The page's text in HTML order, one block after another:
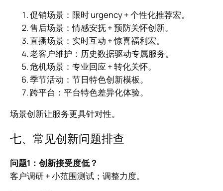
促销场景：限时 urgency + 个性化推荐宏。
售后场景：情感安抚 + 预防关怀创新。
直播场景：实时互动 + 惊喜福利宏。
老客户维护：历史数据驱动专属服务。
危机场景：专业回应 + 转化关怀。
季节活动：节日特色创新模板。
跨平台：平台特色差异化体验。
场景创新让服务更具针对性。
七、常见创新问题排查
问题1：创新接受度低？
客户调研 + 小范围测试；调整力度。